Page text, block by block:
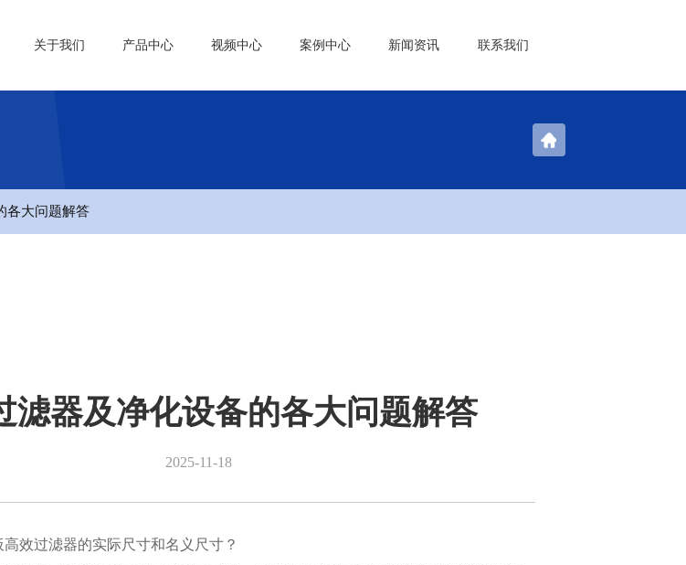
关于我们 产品中心 视频中心 案例中心 新闻资讯 联系我们
各大问题解答
滤器及净化设备的各大问题解答
2025-11-18
效过滤器的实际尺寸和名义尺寸？